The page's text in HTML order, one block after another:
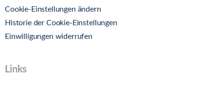
Cookie-Einstellungen ändern
Historie der Cookie-Einstellungen
Einwilligungen widerrufen
Links